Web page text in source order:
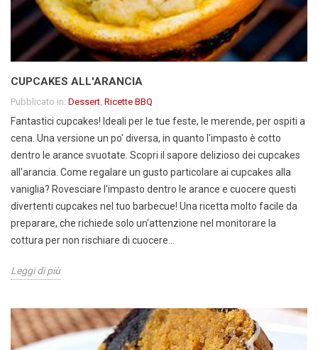
CUPCAKES ALL'ARANCIA
Pubblicato in: Dessert, Ricette BBQ
Fantastici cupcakes! Ideali per le tue feste, le merende, per ospiti a
cena. Una versione un po' diversa, in quanto l'impasto è cotto
dentro le arance svuotate. Scopri il sapore delizioso dei cupcakes
all'arancia. Come regalare un gusto particolare ai cupcakes alla
vaniglia? Rovesciare l'impasto dentro le arance e cuocere questi
divertenti cupcakes nel tuo barbecue! Una ricetta molto facile da
preparare, che richiede solo un'attenzione nel monitorare la
cottura per non rischiare di cuocere...
Leggi di più